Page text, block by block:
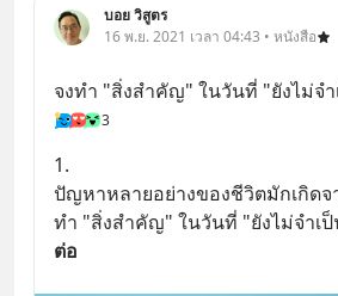
บอย วิสูตร
16 พ.ย. 2021 เวลา 04:43 • หนังสือ
จงทำ "สิ่งสำคัญ" ในวันที่ "ยังไม่จำ
3
1.
ปัญหาหลายอย่างของชีวิตมักเกิดจ
ทำ "สิ่งสำคัญ" ในวันที่ "ยังไม่จำเ
ต่อ